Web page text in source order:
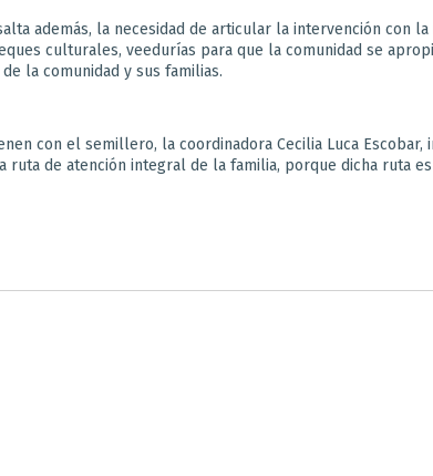
además, la necesidad de articular la intervención con
culturales, veedurías para que la comunidad se
la comunidad y sus familias.
con el semillero, la coordinadora Cecilia Luca
ruta de atención integral de la familia, porque dicha ruta